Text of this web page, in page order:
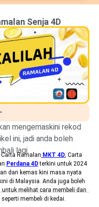
Senja 4D
-
mengemaskini rekod
ini, jadi anda boleh
lagi.
Carta Ramalan MKT 4D , Carta
Perdana 4Dterkini untuk 2024
dan kemas kini masa nyata
di Malaysia. Anda juga boleh
untuk melihat cara membeli dan
membeli di kedai.